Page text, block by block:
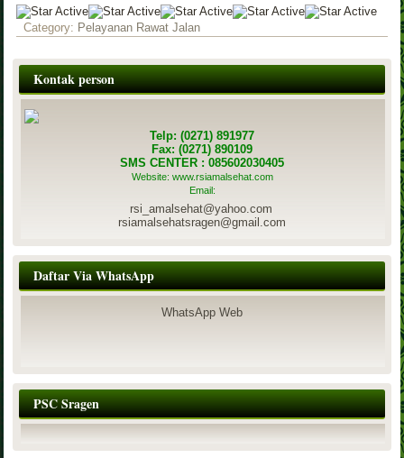
Category: Pelayanan Rawat Jalan
Kontak person
Telp: (0271) 891977
Fax: (0271) 890109
SMS CENTER : 085602030405
Website: www.rsiamalsehat.com
Email:
rsi_amalsehat@yahoo.com
rsiamalsehatsragen@gmail.com
Daftar Via WhatsApp
WhatsApp Web
PSC Sragen